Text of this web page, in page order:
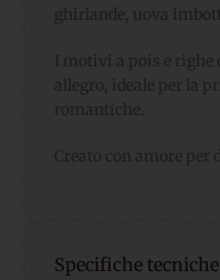
Specifiche tecniche